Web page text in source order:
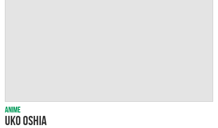
Anime
Uko Oshia